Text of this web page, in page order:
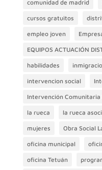
comunidad de madrid
cursos gratuitos
empleo joven
EQUIPOS ACTUACIÓN
habilidades
intervencion social
Intervención
la rueca la rueca
mujeres Obra Social
oficina municipal
oficina Tetuán